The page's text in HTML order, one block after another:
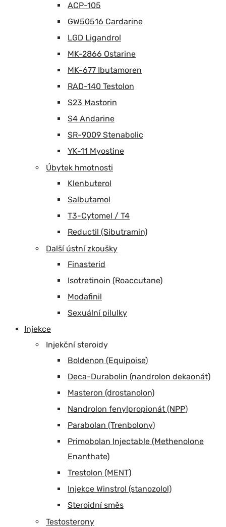
ACP-105
GW50516 Cardarine
LGD Ligandrol
MK-2866 Ostarine
MK-677 Ibutamoren
RAD-140 Testolon
S23 Mastorin
S4 Andarine
SR-9009 Stenabolic
YK-11 Myostine
Úbytek hmotnosti
Klenbuterol
Salbutamol
T3-Cytomel / T4
Reductil (Sibutramin)
Další ústní zkoušky
Finasterid
Isotretinoin (Roaccutane)
Modafinil
Sexuální pilulky
Injekce
Injekční steroidy
Boldenon (Equipoise)
Deca-Durabolin (nandrolon dekaonát)
Masteron (drostanolon)
Nandrolon fenylpropionát (NPP)
Parabolan (Trenbolony)
Primobolan Injectable (Methenolone
Enanthate)
Trestolon (MENT)
Injekce Winstrol (stanozolol)
Steroidní směs
Testosterony